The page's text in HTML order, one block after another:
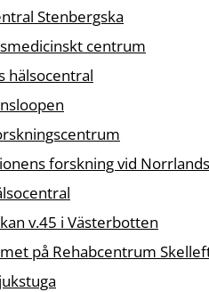
Stenbergska
centrum
hälsocentral
forskning vid
v.45 i Västerbotten
på Rehabcentrum